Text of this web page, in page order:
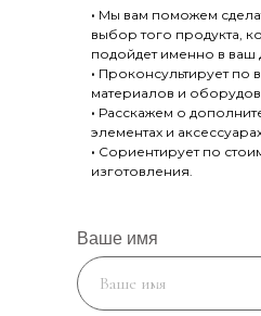
Ваше имя
· Мы вам поможем
выбор того продукта,
подойдет именно в ваш
· Проконсультирует по
материалов и
· Расскажем о
элементах и
· Сориентирует по
изготовления.